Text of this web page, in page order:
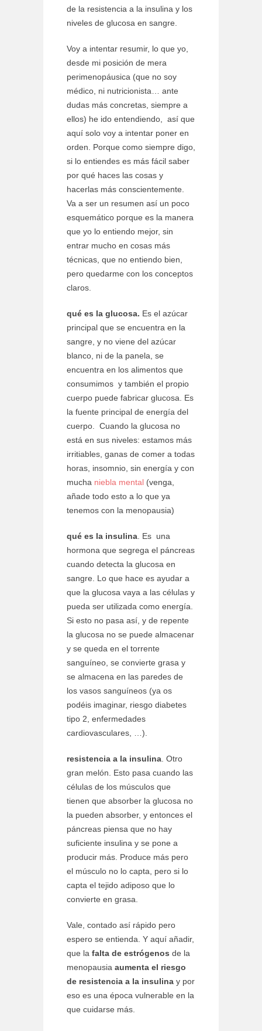
de la resistencia a la insulina y los
niveles de glucosa en sangre.
Voy a intentar resumir, lo que yo,
desde mi posición de mera
perimenopáusica (que no soy
médico, ni nutricionista… ante
dudas más concretas, siempre a
ellos) he ido entendiendo, así que
aquí solo voy a intentar poner en
orden. Porque como siempre digo,
si lo entiendes es más fácil saber
por qué haces las cosas y
hacerlas más conscientemente.
Va a ser un resumen así un poco
esquemático porque es la manera
que yo lo entiendo mejor, sin
entrar mucho en cosas más
técnicas, que no entiendo bien,
pero quedarme con los conceptos
claros.
qué es la glucosa. Es el azúcar
principal que se encuentra en la
sangre, y no viene del azúcar
blanco, ni de la panela, se
encuentra en los alimentos que
consumimos y también el propio
cuerpo puede fabricar glucosa. Es
la fuente principal de energía del
cuerpo. Cuando la glucosa no
está en sus niveles: estamos más
irritiables, ganas de comer a todas
horas, insomnio, sin energía y con
mucha niebla mental (venga,
añade todo esto a lo que ya
tenemos con la menopausia)
qué es la insulina . Es una
hormona que segrega el páncreas
cuando detecta la glucosa en
sangre. Lo que hace es ayudar a
que la glucosa vaya a las células y
pueda ser utilizada como energía.
Si esto no pasa así, y de repente
la glucosa no se puede almacenar
y se queda en el torrente
sanguíneo, se convierte grasa y
se almacena en las paredes de
los vasos sanguíneos (ya os
podéis imaginar, riesgo diabetes
tipo 2, enfermedades
cardiovasculares, …).
resistencia a la insulina . Otro
gran melón. Esto pasa cuando las
células de los músculos que
tienen que absorber la glucosa no
la pueden absorber, y entonces el
páncreas piensa que no hay
suficiente insulina y se pone a
producir más. Produce más pero
el músculo no lo capta, pero si lo
capta el tejido adiposo que lo
convierte en grasa.
Vale, contado así rápido pero
espero se entienda. Y aquí añadir,
que la falta de estrógenos de la
menopausia aumenta el riesgo
de resistencia a la insulina y por
eso es una época vulnerable en la
que cuidarse más.